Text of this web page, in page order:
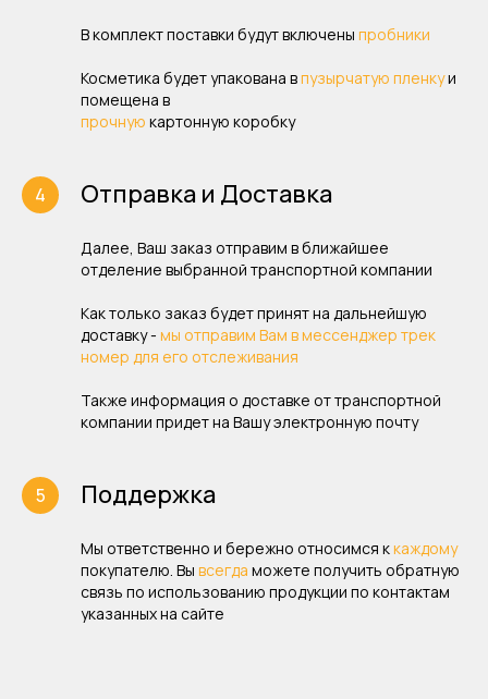
В комплект поставки будут включены пробники
Косметика будет упакована впузырчатую пленкуи
помещена в
прочную картонную коробку
Отправка и Доставка
Далее, Ваш заказ отправим в ближайшее
отделение выбранной транспортной компании
Как только заказ будет принят на дальнейшую
доставку - мы отправим Вам в мессенджер трек
номер для его отслеживания
Также информация о доставке от транспортной
компании придет на Вашу электронную почту
Поддержка
Мы ответственно и бережно относимся ккаждому
покупателю. Вы всегда можете получить обратную
связь по использованию продукции по контактам
указанных на сайте